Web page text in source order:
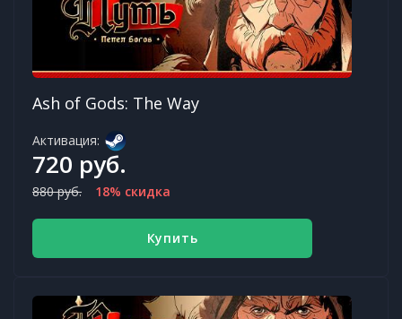
Ash of Gods: The Way
Активация:
720 руб.
880 руб. 18% скидка
Купить